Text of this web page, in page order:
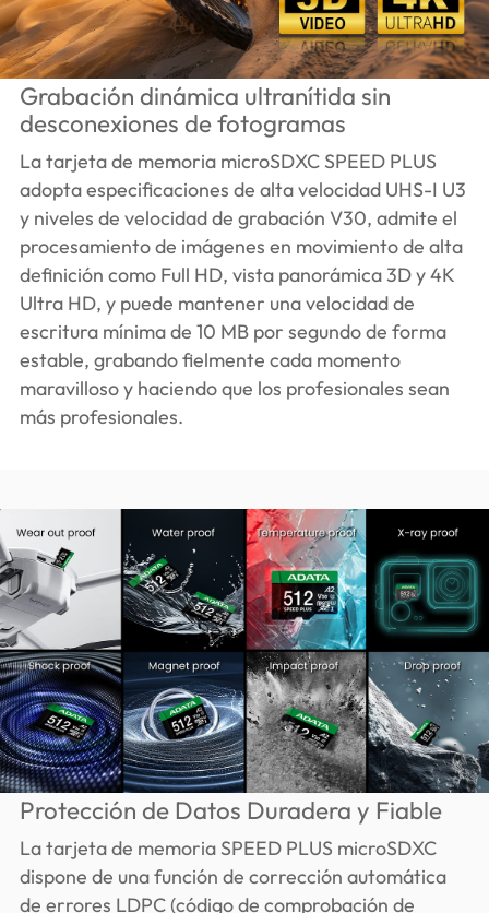
Grabación dinámica ultranítida sin
desconexiones de fotogramas
La tarjeta de memoria microSDXC SPEED PLUS
adopta especificaciones de alta velocidad UHS-I U3
y niveles de velocidad de grabación V30, admite el
procesamiento de imágenes en movimiento de alta
definición como Full HD, vista panorámica 3D y 4K
Ultra HD, y puede mantener una velocidad de
escritura mínima de 10 MB por segundo de forma
estable, grabando fielmente cada momento
maravilloso y haciendo que los profesionales sean
más profesionales.
Protección de Datos Duradera y Fiable
La tarjeta de memoria SPEED PLUS microSDXC
dispone de una función de corrección automática
de errores LDPC (código de comprobación de